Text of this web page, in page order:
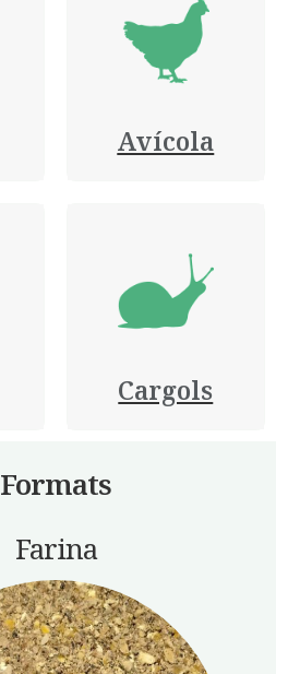
Avícola
Cargols
Formats
Farina